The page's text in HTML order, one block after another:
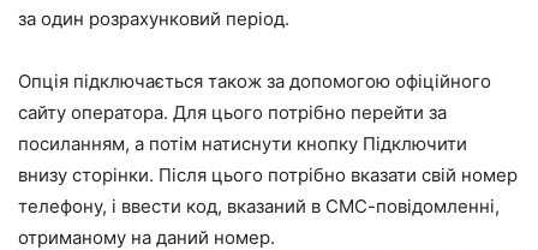
за один розрахунковий період.
Опція підключається також за допомогою офіційного
сайту оператора. Для цього потрібно перейти за
посиланням, а потім натиснути кнопку Підключити
внизу сторінки. Після цього потрібно вказати свій номер
телефону, і ввести код, вказаний в СМС-повідомленні,
отриманому на даний номер.